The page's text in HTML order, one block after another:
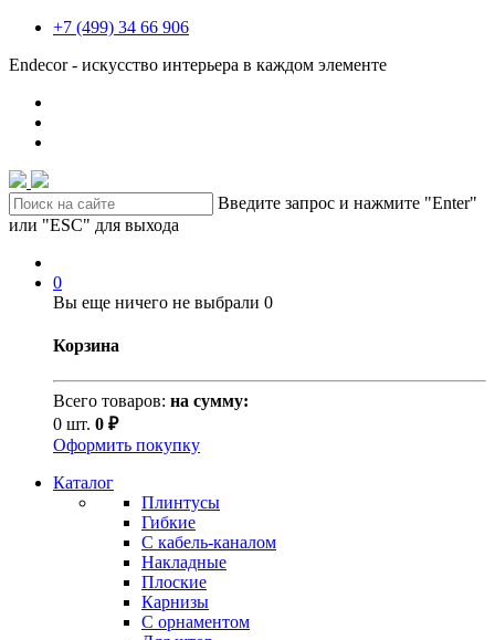
+7 (499) 34 66 906
Endecor - искусство интерьера в каждом элементе
Введите запрос и нажмите "Enter"
или "ESC" для выхода
0
Вы еще ничего не выбрали 0
Корзина
Всего товаров: на сумму:
0 шт. 0 ₽
Оформить покупку
Каталог
Плинтусы
Гибкие
C кабель-каналом
Накладные
Плоские
Карнизы
С орнаментом